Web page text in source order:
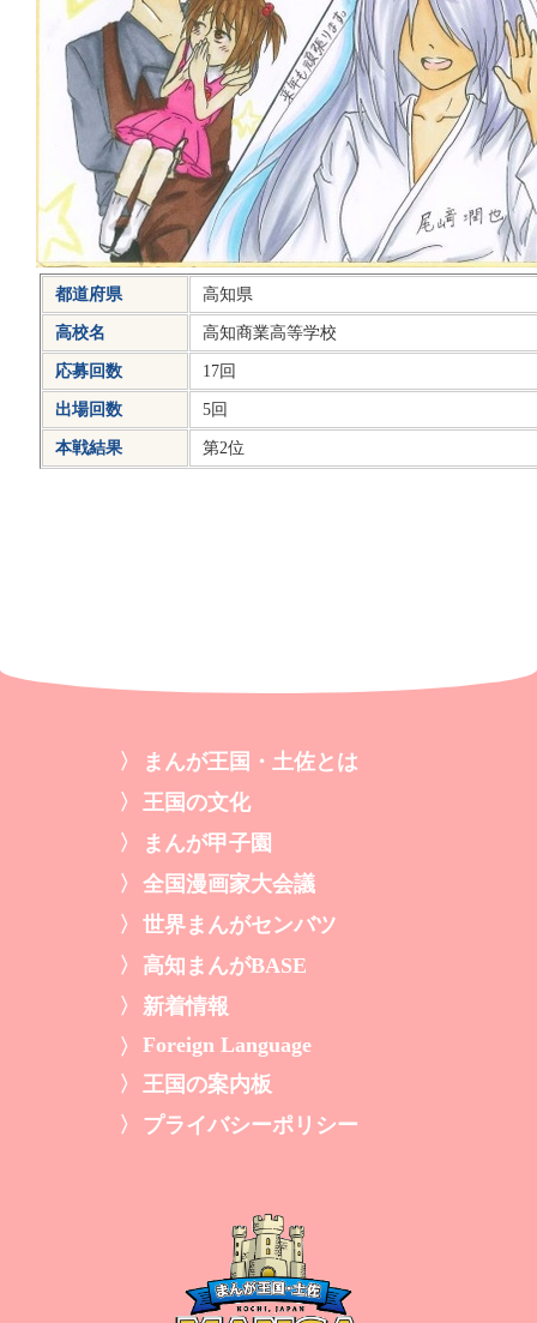
都道府県
高知県
高校名
高知商業高等学校
応募回数
17回
出場回数
5回
本戦結果
第2位
まんが王国・土佐とは
王国の文化
まんが甲子園
全国漫画家大会議
世界まんがセンバツ
高知まんがBASE
新着情報
Foreign Language
王国の案内板
プライバシーポリシー